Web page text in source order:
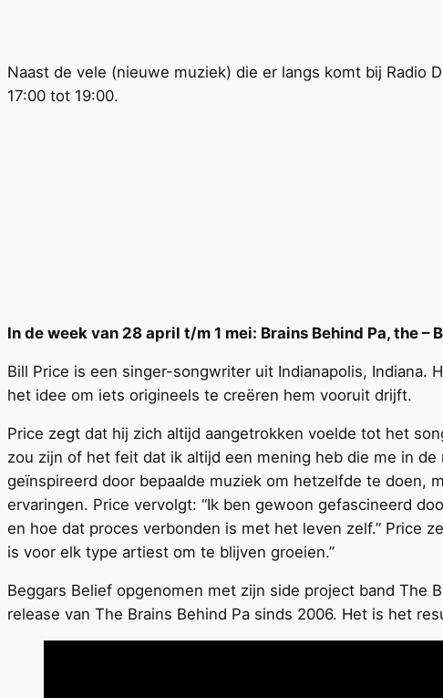
Naast de vele (nieuwe muziek) die er langs komt bij Radio
17:00 tot 19:00.
In de week van 28 april t/m 1 mei: Brains Behind Pa, the –
Bill Price is een singer-songwriter uit Indianapolis,
het idee om iets origineels te creëren hem vooruit drijft.
Price zegt dat hij zich altijd aangetrokken voelde tot het
zou zijn of het feit dat ik altijd een mening heb die me in
geïnspireerd door bepaalde muziek om hetzelfde te doen,
ervaringen. Price vervolgt: “Ik ben gewoon gefascineerd
en hoe dat proces verbonden is met het leven zelf.” Price
is voor elk type artiest om te blijven groeien.”
Beggars Belief opgenomen met zijn side project band The
release van The Brains Behind Pa sinds 2006. Het is het